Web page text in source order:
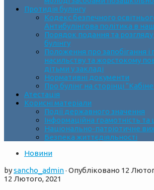
Протидія булінгу
Кодекс безпечного
Антибулінгова політика в
Порядок подання та
булінгу
Положення про запобігання і
насильству та жорстокому
дітьми у закладі
Нормативні документи
Про булінг на сторінці
Атестація
Корисні матеріали
Події державного значення
Інформаційна грамотність
Національно-патріотичне
Безпека життєдіяльності
Новини
bysancho_admin· Опубліковано 12
12 Лютого, 2021